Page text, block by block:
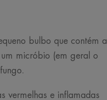
bulbo que contém a
micróbio (em geral o
vermelhas e inflamadas